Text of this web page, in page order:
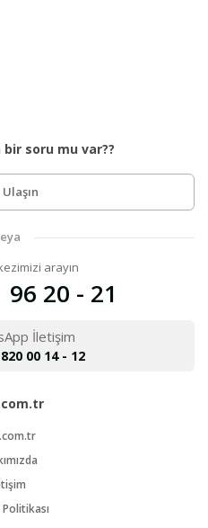
bir soru mu var??
arayın
20 - 21
İletişim
00 14 - 12